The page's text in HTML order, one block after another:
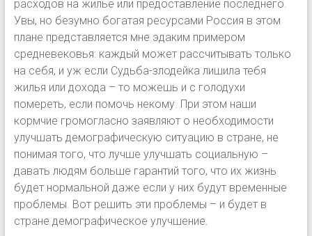
расходов на жилье или предоставление последнего.
Увы, но безумно богатая ресурсами Россия в этом
плане представляется мне эдаким примером
средневековья: каждый может рассчитывать только
на себя, и уж если Судьба-злодейка лишила тебя
жилья или дохода – то можешь и с голодухи
помереть, если помочь некому. При этом наши
кормчие громогласно заявляют о необходимости
улучшать демографическую ситуацию в стране, не
понимая того, что лучше улучшать социальную –
давать людям больше гарантий того, что их жизнь
будет нормальной даже если у них будут временные
проблемы. Вот решить эти проблемы – и будет в
стране демографическое улучшение.